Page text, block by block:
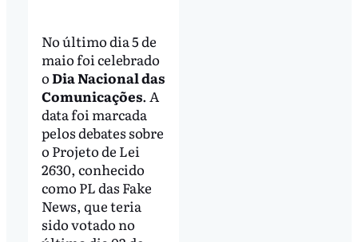
No último dia 5 de
maio foi celebrado
oDia Nacional das
Comunicações. A
data foi marcada
pelos debates sobre
o Projeto de Lei
2630, conhecido
como PL das Fake
News, que teria
sido votado no